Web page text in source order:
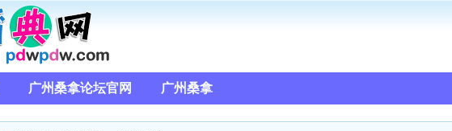
广州桑拿论坛官网 广州桑拿